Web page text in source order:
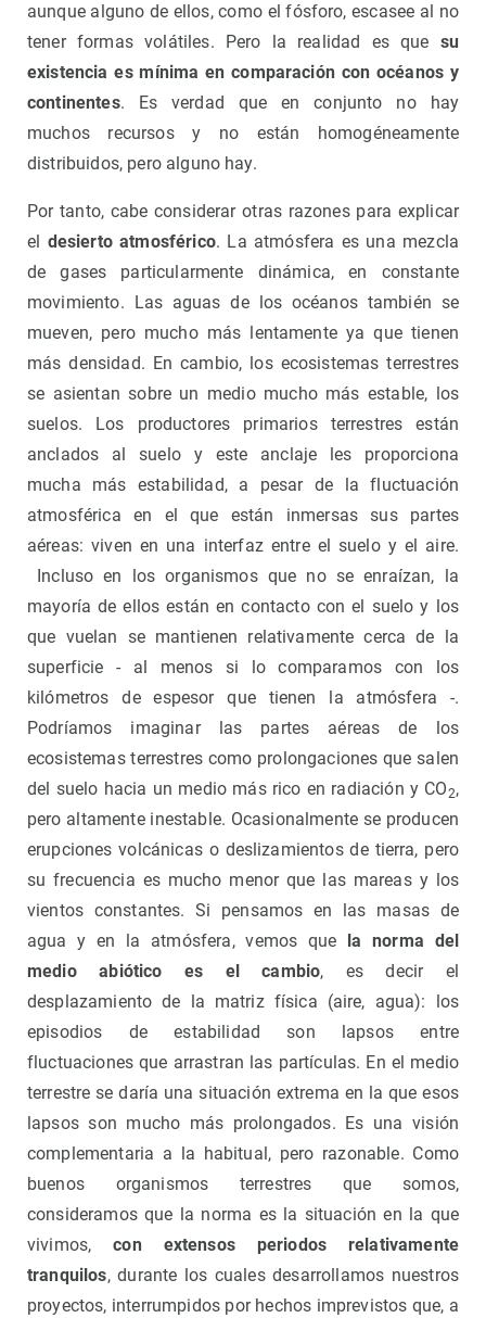
aunque alguno de ellos, como el fósforo, escasee al no
tener formas volátiles. Pero la realidad es que su
existencia es mínima en comparación con océanos y
continentes. Es verdad que en conjunto no hay
muchos recursos y no están homogéneamente
distribuidos, pero alguno hay.
Por tanto, cabe considerar otras razones para explicar
el desierto atmosférico. La atmósfera es una mezcla
de gases particularmente dinámica, en constante
movimiento. Las aguas de los océanos también se
mueven, pero mucho más lentamente ya que tienen
más densidad. En cambio, los ecosistemas terrestres
se asientan sobre un medio mucho más estable, los
suelos. Los productores primarios terrestres están
anclados al suelo y este anclaje les proporciona
mucha más estabilidad, a pesar de la fluctuación
atmosférica en el que están inmersas sus partes
aéreas: viven en una interfaz entre el suelo y el aire.
Incluso en los organismos que no se enraízan, la
mayoría de ellos están en contacto con el suelo y los
que vuelan se mantienen relativamente cerca de la
superficie - al menos si lo comparamos con los
kilómetros de espesor que tienen la atmósfera -.
Podríamos imaginar las partes aéreas de los
ecosistemas terrestres como prolongaciones que salen
del suelo hacia un medio más rico en radiación y CO2,
pero altamente inestable. Ocasionalmente se producen
erupciones volcánicas o deslizamientos de tierra, pero
su frecuencia es mucho menor que las mareas y los
vientos constantes. Si pensamos en las masas de
agua y en la atmósfera, vemos que la norma del
medio abiótico es el cambio, es decir el
desplazamiento de la matriz física (aire, agua): los
episodios de estabilidad son lapsos entre
fluctuaciones que arrastran las partículas. En el medio
terrestre se daría una situación extrema en la que esos
lapsos son mucho más prolongados. Es una visión
complementaria a la habitual, pero razonable. Como
buenos organismos terrestres que somos,
consideramos que la norma es la situación en la que
vivimos,con extensos periodos relativamente
tranquilos, durante los cuales desarrollamos nuestros
proyectos, interrumpidos por hechos imprevistos que, a